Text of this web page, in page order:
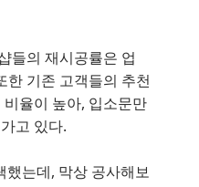
들의 재시공률은 업
한 기존 고객들의 추천
율이 높아, 입소문만
고 있다.
는데, 막상 공사해보